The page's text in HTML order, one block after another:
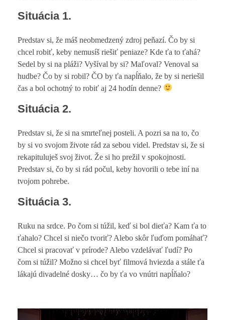
Situácia 1.
Predstav si, že máš neobmedzený zdroj peňazí. Čo by si
chcel robiť, keby nemusíš riešiť peniaze? Kde ťa to ťahá?
Sedel by si na pláži? Vyšíval by si? Maľoval? Venoval sa
hudbe? Čo by si robil? ČO by ťa napĺňalo, že by si neriešil
čas a bol ochotný to robiť aj 24 hodín denne?
Situácia 2.
Predstav si, že si na smrteľnej posteli. A pozri sa na to, čo
by si vo svojom živote rád za sebou videl. Predstav si, že si
rekapituluješ svoj život. Že si ho prežil v spokojnosti.
Predstav si, čo by si rád počul, keby hovorili o tebe iní na
tvojom pohrebe.
Situácia 3.
Ruku na srdce. Po čom si túžil, keď si bol dieťa? Kam ťa to
ťahalo? Chcel si niečo tvoriť? Alebo skôr ľuďom pomáhať?
Chcel si pracovať v prírode? Alebo vzdelávať ľudí? Po
čom si túžil? Možno si chcel byť filmová hviezda a stále ťa
lákajú divadelné dosky… čo by ťa vo vnútri napĺňalo?